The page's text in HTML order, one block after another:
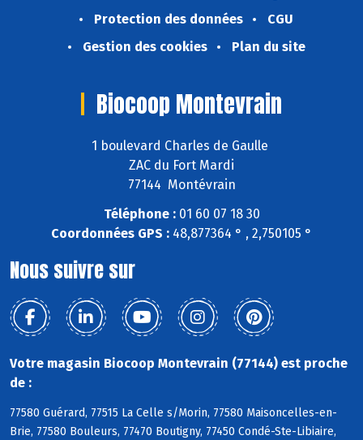
Protection des données
CGU
Gestion des cookies
Plan du site
Biocoop Montevrain
1 boulevard Charles de Gaulle
ZAC du Fort Mardi
77144 Montévrain
Téléphone :01 60 07 18 30
Coordonnées GPS : 48,877364 ° , 2,750105 °
Nous suivre sur
Votre magasin Biocoop Montevrain (77144) est proche
de :
77580 Guérard, 77515 La Celle s/Morin, 77580 Maisoncelles-en-
Brie, 77580 Bouleurs, 77470 Boutigny, 77450 Condé-Ste-Libiaire,